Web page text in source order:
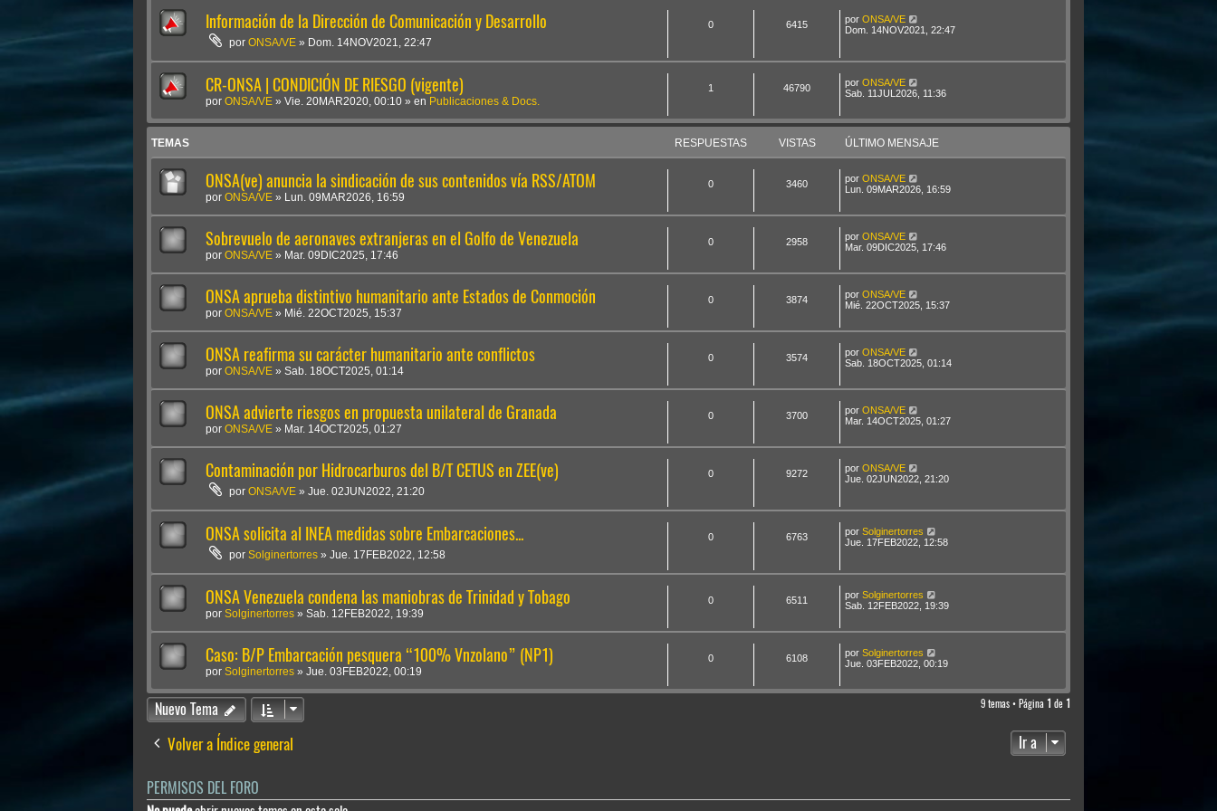
Información de la Dirección de Comunicación y Desarrollo
porONSA/VE » Dom. 14NOV2021, 22:47
0 6415 por ONSA/VE
Dom. 14NOV2021, 22:47
CR-ONSA | CONDICIÓN DE RIESGO (vigente)
por ONSA/VE » Vie. 20MAR2020, 00:10 » en Publicaciones & Docs.
1 46790 por ONSA/VE
Sab. 11JUL2026, 11:36
TEMAS RESPUESTAS VISTAS ÚLTIMO MENSAJE
ONSA(ve) anuncia la sindicación de sus contenidos vía RSS/ATOM
por ONSA/VE » Lun. 09MAR2026, 16:59
0 3460 por ONSA/VE
Lun. 09MAR2026, 16:59
Sobrevuelo de aeronaves extranjeras en el Golfo de Venezuela
por ONSA/VE » Mar. 09DIC2025, 17:46
0 2958 por ONSA/VE
Mar. 09DIC2025, 17:46
ONSA aprueba distintivo humanitario ante Estados de Conmoción
por ONSA/VE » Mié. 22OCT2025, 15:37
0 3874 por ONSA/VE
Mié. 22OCT2025, 15:37
ONSA reafirma su carácter humanitario ante conflictos
por ONSA/VE » Sab. 18OCT2025, 01:14
0 3574 por ONSA/VE
Sab. 18OCT2025, 01:14
ONSA advierte riesgos en propuesta unilateral de Granada
por ONSA/VE » Mar. 14OCT2025, 01:27
0 3700 por ONSA/VE
Mar. 14OCT2025, 01:27
Contaminación por Hidrocarburos del B/T CETUS en ZEE(ve)
porONSA/VE »Jue. 02JUN2022, 21:20
0 9272 por ONSA/VE
Jue. 02JUN2022, 21:20
ONSA solicita al INEA medidas sobre Embarcaciones...
porSolginertorres »Jue. 17FEB2022, 12:58
0 6763 por Solginertorres
Jue. 17FEB2022, 12:58
ONSA Venezuela condena las maniobras de Trinidad y Tobago
por Solginertorres » Sab. 12FEB2022, 19:39
0 6511 por Solginertorres
Sab. 12FEB2022, 19:39
Caso: B/P Embarcación pesquera “100% Vnzolano” (NP1)
por Solginertorres » Jue. 03FEB2022, 00:19
0 6108 por Solginertorres
Jue. 03FEB2022, 00:19
Nuevo Tema 9 temas • Página 1 de 1
Volver a Índice general Ir a
PERMISOS DEL FORO